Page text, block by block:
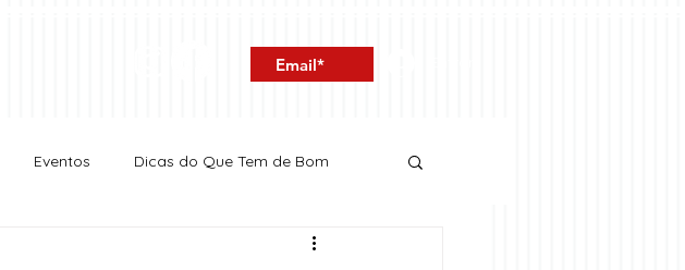
Eventos Dicas do Que Tem de Bom